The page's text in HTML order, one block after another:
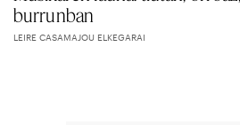
burrunban
LEIRE CASAMAJOU ELKEGARAI